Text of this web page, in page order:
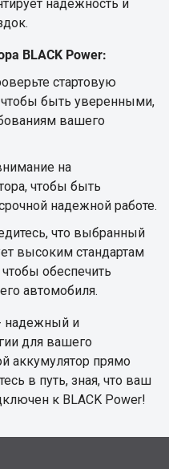
надежность и
BLACK Power:
стартовую
быть уверенными,
вашего
на
чтобы быть
надежной работе.
что выбранный
высоким стандартам
чтобы обеспечить
автомобиля.
надежный и
для вашего
аккумулятор прямо
в путь, зная, что ваш
к BLACK Power!